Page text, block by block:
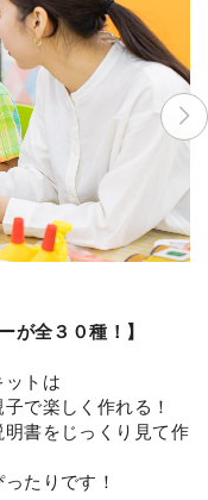
が全３０種！】
ットは
で楽しく作れる！
書をじっくり見て作
たりです！